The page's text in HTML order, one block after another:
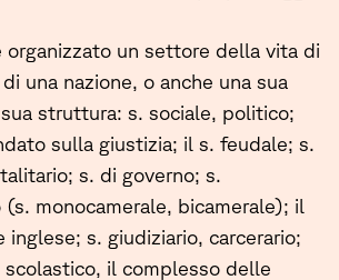
organizzato un settore della vita di
una nazione, o anche una sua
struttura: s. sociale, politico;
sulla giustizia; il s. feudale; s.
s. di governo; s.
monocamerale, bicamerale); il
inglese; s. giudiziario, carcerario;
il complesso delle